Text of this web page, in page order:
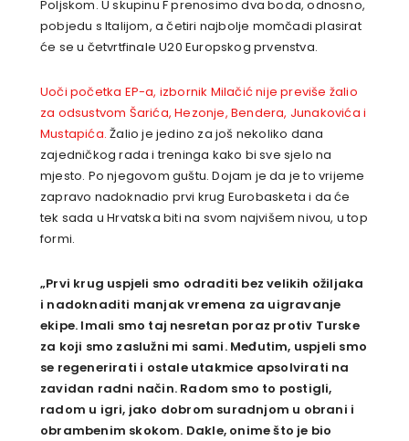
Poljskom. U skupinu F prenosimo dva boda, odnosno,
pobjedu s Italijom, a četiri najbolje momčadi plasirat
će se u četvrtfinale U20 Europskog prvenstva.
Uoči početka EP-a, izbornik Milačić nije previše žalio
za odsustvom Šarića, Hezonje, Bendera, Junakovića i
Mustapića. Žalio je jedino za još nekoliko dana
zajedničkog rada i treninga kako bi sve sjelo na
mjesto. Po njegovom guštu. Dojam je da je to vrijeme
zapravo nadoknadio prvi krug Eurobasketa i da će
tek sada u Hrvatska biti na svom najvišem nivou, u top
formi.
„Prvi krug uspjeli smo odraditi bez velikih ožiljaka
i nadoknaditi manjak vremena za uigravanje
ekipe. Imali smo taj nesretan poraz protiv Turske
za koji smo zaslužni mi sami. Međutim, uspjeli smo
se regenerirati i ostale utakmice apsolvirati na
zavidan radni način. Radom smo to postigli,
radom u igri, jako dobrom suradnjom u obrani i
obrambenim skokom. Dakle, onime što je bio